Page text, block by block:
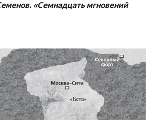
«Семнадцать мгновений